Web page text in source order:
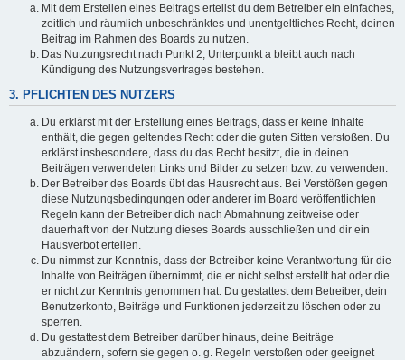
Mit dem Erstellen eines Beitrags erteilst du dem Betreiber ein einfaches,
zeitlich und räumlich unbeschränktes und unentgeltliches Recht, deinen
Beitrag im Rahmen des Boards zu nutzen.
Das Nutzungsrecht nach Punkt 2, Unterpunkt a bleibt auch nach
Kündigung des Nutzungsvertrages bestehen.
3. PFLICHTEN DES NUTZERS
Du erklärst mit der Erstellung eines Beitrags, dass er keine Inhalte
enthält, die gegen geltendes Recht oder die guten Sitten verstoßen. Du
erklärst insbesondere, dass du das Recht besitzt, die in deinen
Beiträgen verwendeten Links und Bilder zu setzen bzw. zu verwenden.
Der Betreiber des Boards übt das Hausrecht aus. Bei Verstößen gegen
diese Nutzungsbedingungen oder anderer im Board veröffentlichten
Regeln kann der Betreiber dich nach Abmahnung zeitweise oder
dauerhaft von der Nutzung dieses Boards ausschließen und dir ein
Hausverbot erteilen.
Du nimmst zur Kenntnis, dass der Betreiber keine Verantwortung für die
Inhalte von Beiträgen übernimmt, die er nicht selbst erstellt hat oder die
er nicht zur Kenntnis genommen hat. Du gestattest dem Betreiber, dein
Benutzerkonto, Beiträge und Funktionen jederzeit zu löschen oder zu
sperren.
Du gestattest dem Betreiber darüber hinaus, deine Beiträge
abzuändern, sofern sie gegen o. g. Regeln verstoßen oder geeignet